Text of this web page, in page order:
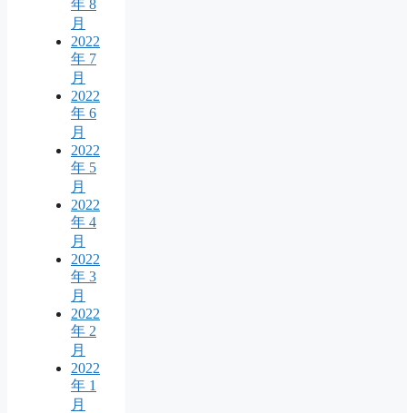
年 8
月
2022
年 7
月
2022
年 6
月
2022
年 5
月
2022
年 4
月
2022
年 3
月
2022
年 2
月
2022
年 1
月